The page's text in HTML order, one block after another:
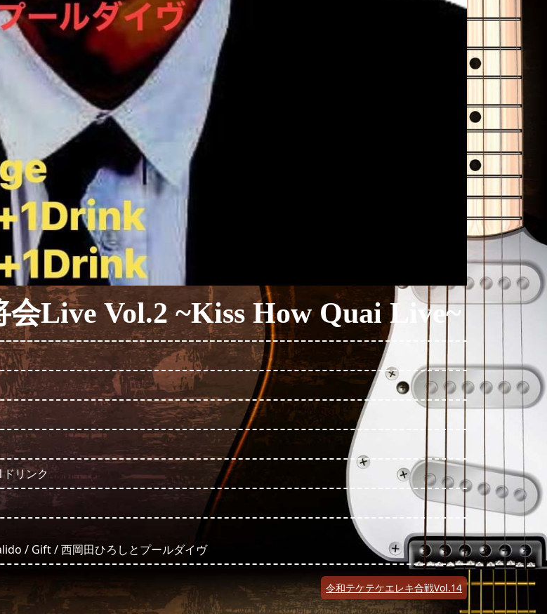
会Live Vol.2 ~Kiss How Quai Live~
リンク
/ Gift / 西岡田ひろしとプールダイヴ
令和テケテケエレキ合戦Vol.14